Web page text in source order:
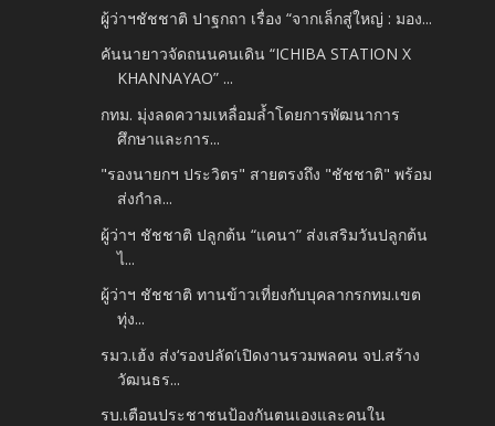
ผู้ว่าฯชัชชาติ ปาฐกถา เรื่อง “จากเล็กสู่ใหญ่ : มอง...
คันนายาวจัดถนนคนเดิน “ICHIBA STATION X
KHANNAYAO” ...
กทม. มุ่งลดความเหลื่อมล้ำโดยการพัฒนาการ
ศึกษาและการ...
"รองนายกฯ ประวิตร" สายตรงถึง "ชัชชาติ" พร้อม
ส่งกำล...
ผู้ว่าฯ ชัชชาติ ปลูกต้น “แคนา” ส่งเสริมวันปลูกต้น
ไ...
ผู้ว่าฯ ชัชชาติ ทานข้าวเที่ยงกับบุคลากรกทม.เขต
ทุ่ง...
รมว.เฮ้ง ส่ง‘รองปลัด’เปิดงานรวมพลคน จป.สร้าง
วัฒนธร...
รบ.เตือนประชาชนป้องกันตนเองและคนใน